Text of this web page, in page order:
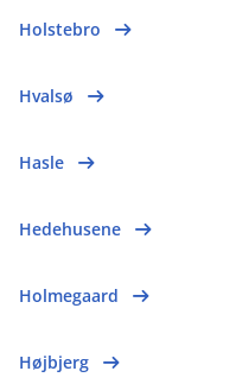
Holstebro
Hvalsø
Hasle
Hedehusene
Holmegaard
Højbjerg